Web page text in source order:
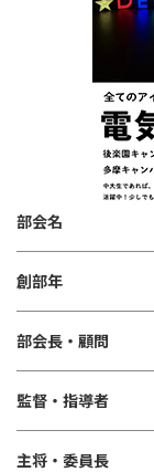
部会名
創部年
部会長・顧問
監督・指導者
主将・委員長